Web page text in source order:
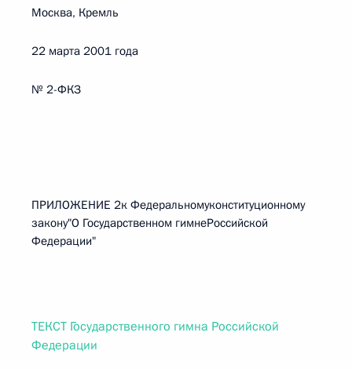
Москва, Кремль
22 марта 2001 года
№ 2-ФКЗ
ПРИЛОЖЕНИЕ 2к Федеральномуконституционному
закону"О Государственном гимнеРоссийской
Федерации"
ТЕКСТ Государственного гимна Российской
Федерации